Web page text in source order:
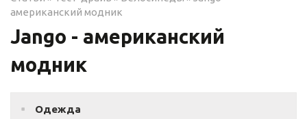
Зимние товары
Одежда
американский модник
Jango - американский
модник
Одежда